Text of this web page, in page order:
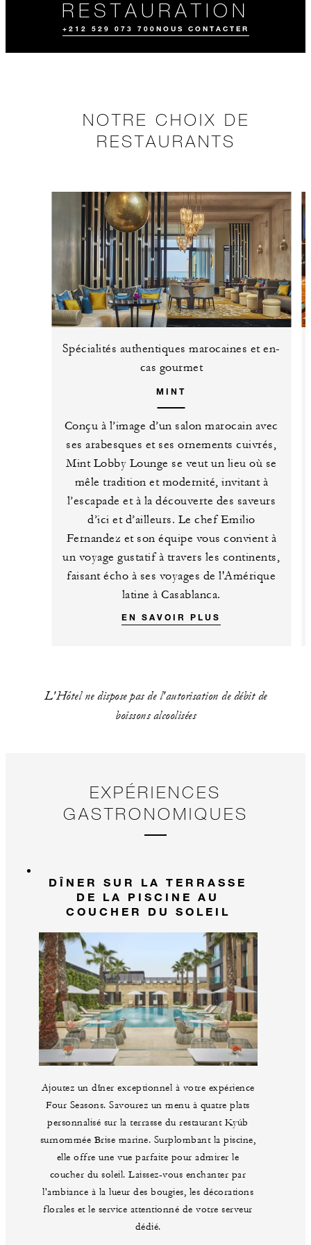
RESTAURATION
+212 529 073 700 NOUS CONTACTER
COMMANDE À
NOUS
CONTACTER
EXPÉRIENCES
GASTRONOMIQU
ES
NOTRE CHOIX DE
RESTAURANTS
Spécialités authentiques marocaines et en-
cas gourmet
MINT
Conçu à l’image d’un salon marocain avec
ses arabesques et ses ornements cuivrés,
Mint Lobby Lounge se veut un lieu où se
mêle tradition et modernité, invitant à
l’escapade et à la découverte des saveurs
d’ici et d’ailleurs. Le chef Emilio
Fernandez et son équipe vous convient à
un voyage gustatif à travers les continents,
faisant écho à ses voyages de l'Amérique
latine à Casablanca.
EN SAVOIR PLUS
L'Hôtel ne dispose pas de l'autorisation de débit de
boissons alcoolisées
EXPÉRIENCES
GASTRONOMIQUES
DÎNER SUR LA TERRASSE
DE LA PISCINE AU
COUCHER DU SOLEIL
Ajoutez un dîner exceptionnel à votre expérience
Four Seasons. Savourez un menu à quatre plats
personnalisé sur la terrasse du restaurant Kyúb
surnommée Brise marine. Surplombant la piscine,
elle offre une vue parfaite pour admirer le
coucher du soleil. Laissez-vous enchanter par
l'ambiance à la lueur des bougies, les décorations
florales et le service attentionné de votre serveur
dédié.